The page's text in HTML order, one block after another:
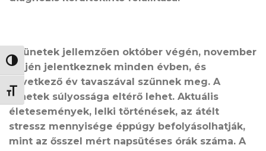
NAGY KONTRASZT VÁLTÁSA
BETŰMÉRET VÁLTÁSA
A tünetek jellemzően október végén, november
elején jelentkeznek minden évben, és
következő év tavaszával szűnnek meg. A
tünetek súlyossága eltérő lehet. Aktuális
életesemények, lelki történések, az átélt
stressz mennyisége éppúgy befolyásolhatják,
mint az ősszel mért napsütéses órák száma. A